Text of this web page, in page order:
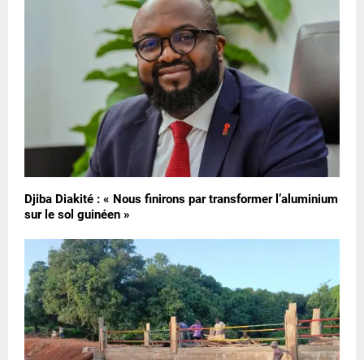
Djiba Diakité : « Nous finirons par transformer l’aluminium
sur le sol guinéen »